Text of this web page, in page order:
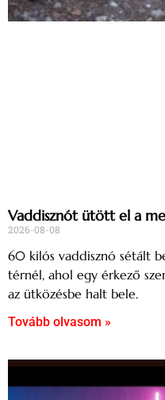
Vaddisznót ütött el a
2026-08-08
60 kilós vaddisznó sétált
térnél, ahol egy érkező
az ütközésbe halt bele.
Tovább olvasom »